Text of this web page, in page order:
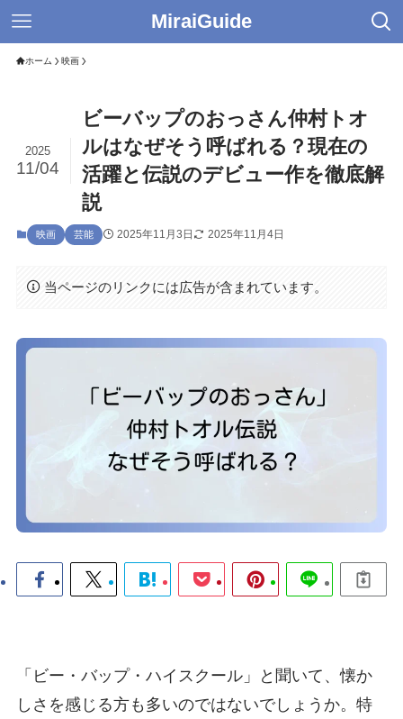
MiraiGuide
ホーム 映画
ビーバップのおっさん仲村トオ
ルはなぜそう呼ばれる？現在の
活躍と伝説のデビュー作を徹底解
説
2025
11/04
映画 芸能 2025年11月3日 2025年11月4日
当ページのリンクには広告が含まれています。
「ビー・バップ・ハイスクール」と聞いて、懐か
しさを感じる方も多いのではないでしょうか。特